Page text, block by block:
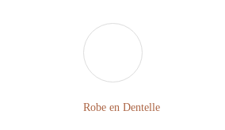
Robe en Dentelle